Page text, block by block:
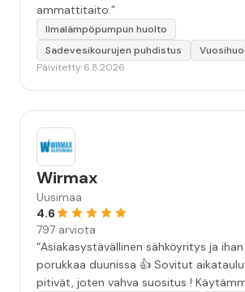
ammattitaito.”
Ilmalämpöpumpun huolto
Sadevesikourujen puhdistus
Päivitetty 6.8.2026
Wirmax
Uusimaa
4.6
797 arviota
“Asiakasystävällinen sähköyritys ja
porukkaa duunissa 👍 Sovitut aikataulut asenuksille
pitivät, joten vahva suositus !